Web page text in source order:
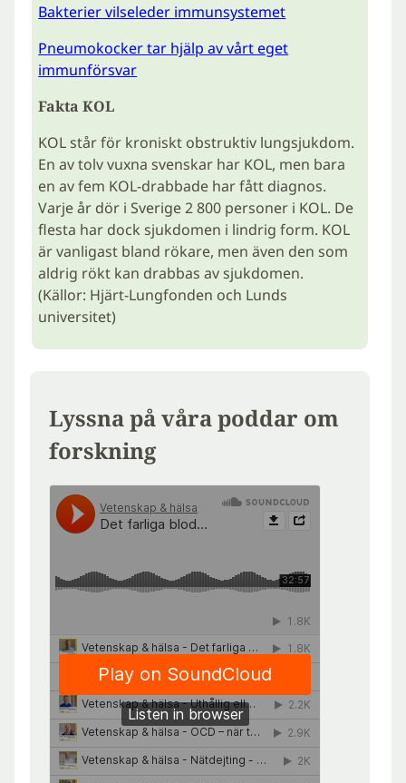
Bakterier vilseleder immunsystemet
Pneumokocker tar hjälp av vårt eget
immunförsvar
Fakta KOL
KOL står för kroniskt obstruktiv lungsjukdom.
En av tolv vuxna svenskar har KOL, men bara
en av fem KOL-drabbade har fått diagnos.
Varje år dör i Sverige 2 800 personer i KOL. De
flesta har dock sjukdomen i lindrig form. KOL
är vanligast bland rökare, men även den som
aldrig rökt kan drabbas av sjukdomen.
(Källor: Hjärt-Lungfonden och Lunds
universitet)
Lyssna på våra poddar om
forskning